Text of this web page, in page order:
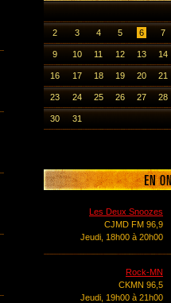
2 3 4 5 6 7
9 10 11 12 13 14
16 17 18 19 20 21
23 24 25 26 27 28
30 31
Les Deux Snoozes
CJMD FM 96,9
Jeudi, 18h00 à 20h00
Rock-MN
CKMN 96,5
Jeudi, 19h00 à 21h00